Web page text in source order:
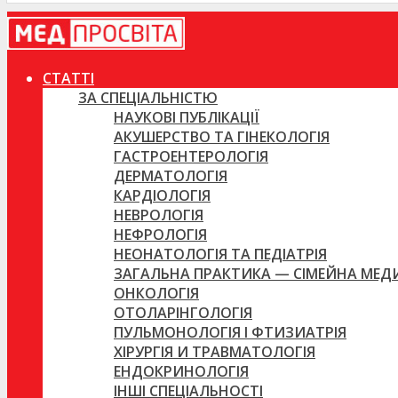
СТАТТІ
ЗА СПЕЦІАЛЬНІСТЮ
НАУКОВІ ПУБЛІКАЦІЇ
АКУШЕРСТВО ТА ГІНЕКОЛОГІЯ
ГАСТРОЕНТЕРОЛОГІЯ
ДЕРМАТОЛОГІЯ
КАРДІОЛОГІЯ
НЕВРОЛОГІЯ
НЕФРОЛОГІЯ
НЕОНАТОЛОГІЯ ТА ПЕДІАТРІЯ
ЗАГАЛЬНА ПРАКТИКА — СІМЕЙНА
ОНКОЛОГІЯ
ОТОЛАРІНГОЛОГІЯ
ПУЛЬМОНОЛОГІЯ І ФТИЗИАТРІЯ
ХІРУРГІЯ И ТРАВМАТОЛОГІЯ
ЕНДОКРИНОЛОГІЯ
ІНШІ СПЕЦІАЛЬНОСТІ